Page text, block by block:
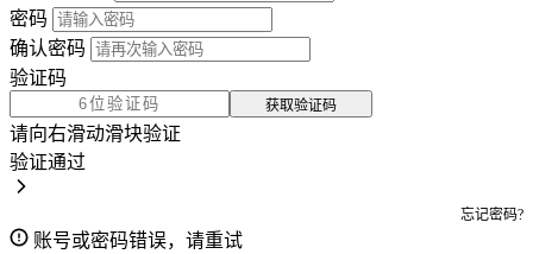
密码
确认密码
验证码
获取验证码
请向右滑动滑块验证
验证通过
忘记密码?
账号或密码错误，请重试